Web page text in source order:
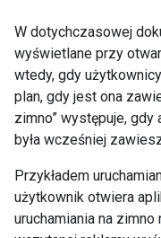
W dotychczasowej
wyświetlane przy
wtedy, gdy
plan, gdy jest ona
zimno” występuje, gdy
była wcześniej
Przykładem
użytkownik otwiera
uruchamiania na